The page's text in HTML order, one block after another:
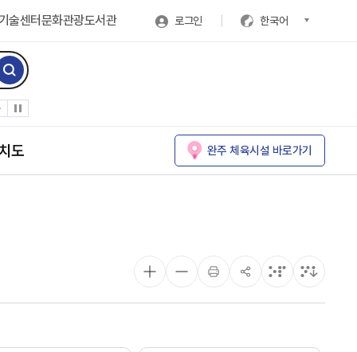
술센터문화관광도서관 로그인 한국어
도 완주 체육시설 바로가기